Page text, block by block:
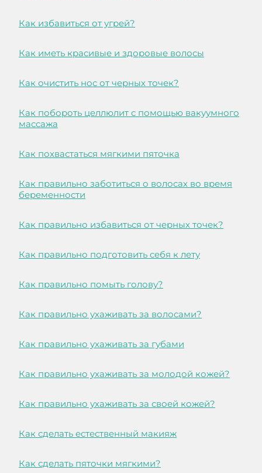
Как избавиться от угрей?
Как иметь красивые и здоровые волосы
Как очистить нос от черных точек?
Как побороть целлюлит с помощью вакуумного
массажа
Как похвастаться мягкими пяточка
Как правильно заботиться о волосах во время
беременности
Как правильно избавиться от черных точек?
Как правильно подготовить себя к лету
Как правильно помыть голову?
Как правильно ухаживать за волосами?
Как правильно ухаживать за губами
Как правильно ухаживать за молодой кожей?
Как правильно ухаживать за своей кожей?
Как сделать естественный макияж
Как сделать пяточки мягкими?